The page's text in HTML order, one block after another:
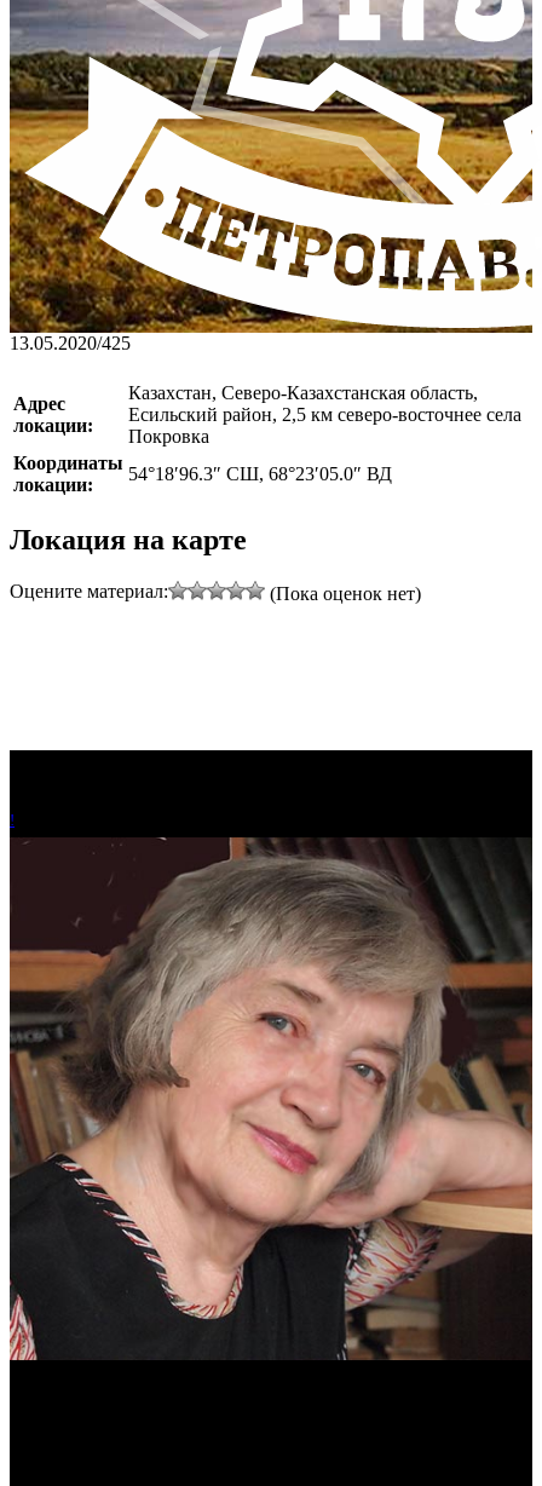
13.05.2020/425
Адрес
локации:
Казахстан, Северо-Казахстанская область,
Есильский район, 2,5 км северо-восточнее села
Покровка
Координаты
локации:
54°18′96.3″ СШ, 68°23′05.0″ ВД
Локация на карте
Оцените материал: (Пока оценок нет)
!